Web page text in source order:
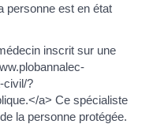
personne est en état
inscrit sur une
civil/?
a> Ce spécialiste
la personne protégée.